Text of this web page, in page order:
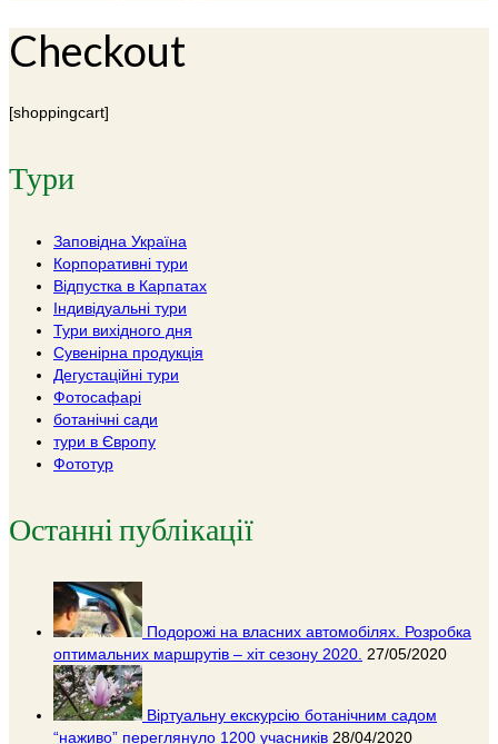
Checkout
[shoppingcart]
Тури
Заповідна Україна
Корпоративні тури
Відпустка в Карпатах
Індивідуальні тури
Тури вихідного дня
Сувенірна продукція
Дегустаційні тури
Фотосафарі
ботанічні сади
тури в Європу
Фототур
Останні публікації
Подорожі на власних автомобілях. Розробка
оптимальних маршрутів – хіт сезону 2020. 27/05/2020
Віртуальну екскурсію ботанічним садом
“наживо” переглянуло 1200 учасників 28/04/2020